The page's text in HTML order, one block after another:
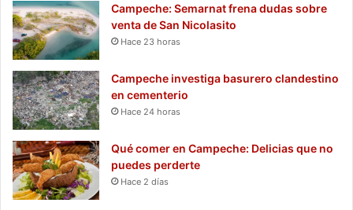
Campeche: Semarnat frena dudas sobre
venta de San Nicolasito
Hace 23 horas
Campeche investiga basurero clandestino
en cementerio
Hace 24 horas
Qué comer en Campeche: Delicias que no
puedes perderte
Hace 2 días